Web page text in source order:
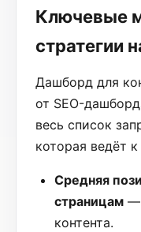
Ключевые
стратегии
Дашборд для
от SEO-
весь список
которая ведёт
Средняя
страницам —
контента.